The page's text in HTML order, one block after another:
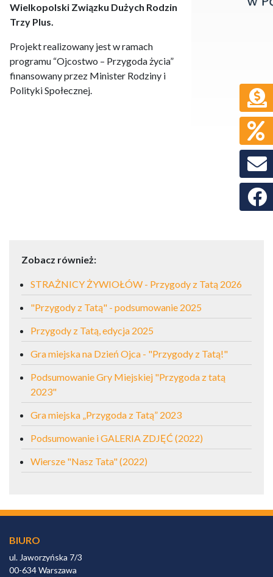
Wielkopolski Związku Dużych Rodzin
Trzy Plus.
Projekt realizowany jest w ramach
programu “Ojcostwo – Przygoda życia”
finansowany przez Minister Rodziny i
Polityki Społecznej.
Zobacz również:
STRAŻNICY ŻYWIOŁÓW - Przygody z Tatą 2026
"Przygody z Tatą" - podsumowanie 2025
Przygody z Tatą, edycja 2025
Gra miejska na Dzień Ojca - "Przygody z Tatą!"
Podsumowanie Gry Miejskiej "Przygoda z tatą
2023"
Gra miejska „Przygoda z Tatą” 2023
Podsumowanie i GALERIA ZDJĘĆ (2022)
Wiersze "Nasz Tata" (2022)
BIURO
ul. Jaworzyńska 7/3
00-634 Warszawa